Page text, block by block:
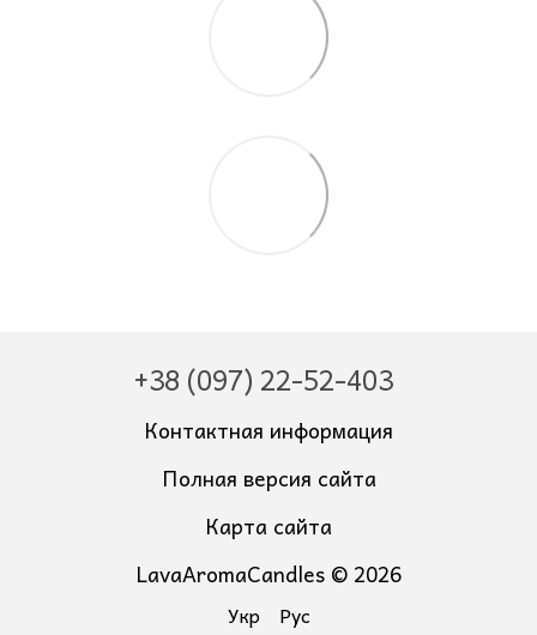
+38 (097) 22-52-403
Контактная информация
Полная версия сайта
Карта сайта
LavaAromaCandles © 2026
Укр Рус